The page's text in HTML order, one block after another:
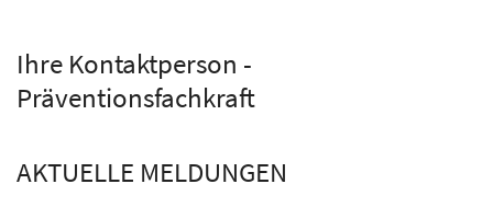
Ihre Kontaktperson -
Präventionsfachkraft
AKTUELLE MELDUNGEN